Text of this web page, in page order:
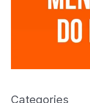
Categories